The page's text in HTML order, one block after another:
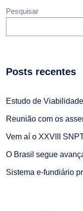
Pesquisar
Posts recentes
Estudo de
Reunião com os
Vem aí o XXVIII
O Brasil segue
Sistema e-fundiário